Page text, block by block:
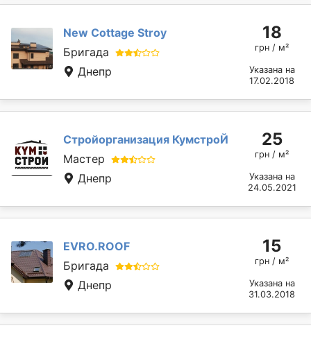
New Cottage Stroy
Бригада
Днепр
18
грн / м²
Указана на
17.02.2018
Стройорганизация КумстроЙ
Мастер
Днепр
25
грн / м²
Указана на
24.05.2021
EVRO.ROOF
Бригада
Днепр
15
грн / м²
Указана на
31.03.2018